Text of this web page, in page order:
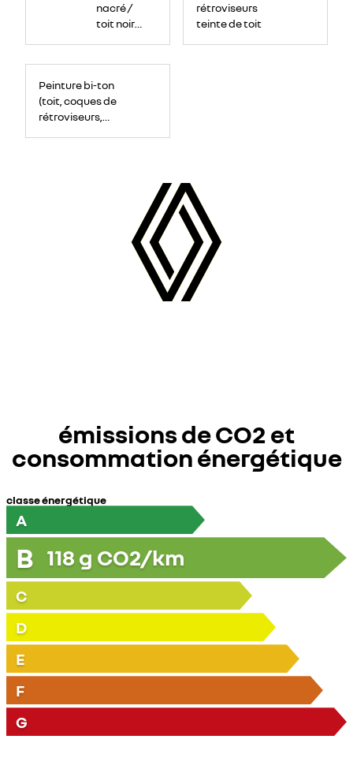
nacré /
toit noir
rétroviseurs
teinte de toit
Peinture bi-ton
(toit, coques de
rétroviseurs,
émissions de CO2 et
consommation énergétique
classe énergétique
A
B 118 g CO2/km
C
D
E
F
G